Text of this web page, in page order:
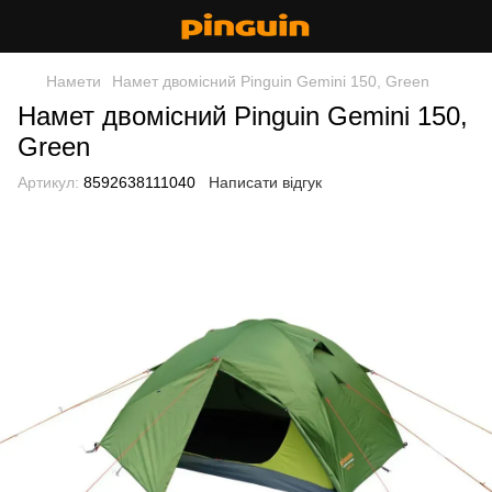
Намети Намет двомісний Pinguin Gemini 150, Green
Намет двомісний Pinguin Gemini 150,
Green
Артикул: 8592638111040 Написати відгук